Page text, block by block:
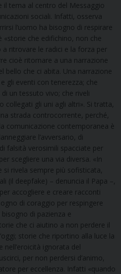
il tema al centro del Messaggio
sociali. Infatti, osserva
l’uomo ha bisogno di respirare
«storie che edifichino, non che
ritrovare le radici e la forza per
cioè ritornare a una narrazione
bello che ci abita. Una narrazione
gli eventi con tenerezza; che
un tessuto vivo; che riveli
collegati gli uni agli altri». Si tratta,
strada controcorrente, perché,
comunicazione contemporanea è
l’avversario, di
falsità verosimili spacciate per
scegliere una via diversa. «In
si rivela sempre più sofisticata,
(il deepfake) – denuncia il Papa –,
accogliere e creare racconti
di coraggio per respingere
di pazienza e
che ci aiutino a non perdere il
storie che riportino alla luce la
nell’eroicità ignorata del
per non perdersi d’animo,
per eccellenza. Infatti «quando